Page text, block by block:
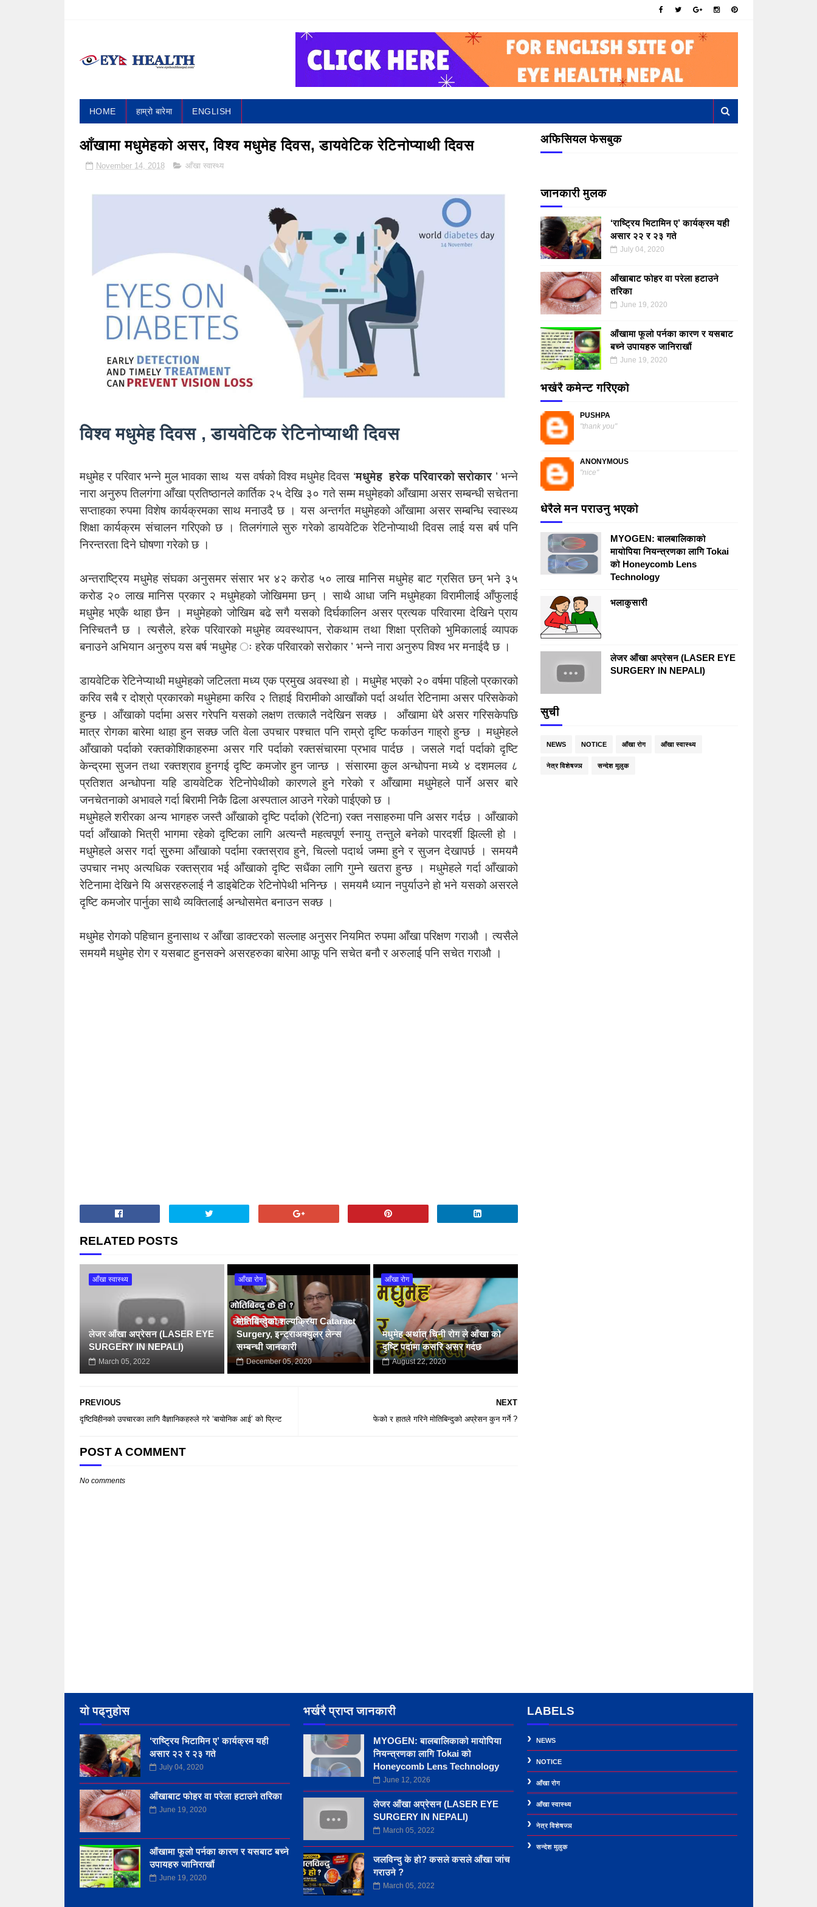
HOME हाम्रो बारेमा ENGLISH
आँखामा मधुमेहको असर, विश्व मधुमेह दिवस, डायवेटिक रेटिनोप्याथी दिवस
November 14, 2018 आँखा स्वास्थ्य
विश्व मधुमेह दिवस , डायवेटिक रेटिनोप्याथी दिवस
मधुमेह र परिवार भन्ने मुल भावका साथ यस वर्षको विश्व मधुमेह दिवस ‘मधुमेह हरेक परिवारको सरोकार’ भन्ने
नारा अनुरुप तिलगंगा आँखा प्रतिष्ठानले कार्तिक २५ देखि ३० गते सम्म मधुमेहको आँखामा असर सम्बन्धी सचेतना
सप्ताहका रुपमा विशेष कार्यक्रमका साथ मनाउदै छ । यस अन्तर्गत मधुमेहको आँखामा असर सम्बन्धि स्वास्थ्य
शिक्षा कार्यक्रम संचालन गरिएको छ । तिलगंगाले सुरु गरेको डायवेटिक रेटिनोप्याथी दिवस लाई यस बर्ष पनि
निरन्तरता दिने घोषणा गरेको छ ।
अन्तराष्ट्रिय मधुमेह संघका अनुसमर संसार भर ४२ करोड ५० लाख मानिस मधुमेह बाट ग्रसित छन् भने ३५
करोड २० लाख मानिस प्रकार २ मधुमेहको जोखिममा छन् । साथै आधा जनि मधुमेहका विरामीलाई आँफुलाई
मधुमेह भएकै थाहा छैन । मधुमेहको जोखिम बढे सगै यसको दिर्घकालिन असर प्रत्यक परिवारमा देखिने प्राय
निस्चितनै छ । त्यसैले, हरेक परिवारको मधुमेह व्यवस्थापन, रोकथाम तथा शिक्षा प्रतिको भुमिकालाई व्यापक
बनाउने अभियान अनुरुप यस बर्ष ‘मधुमेह ः हरेक परिवारको सरोकार ’ भन्ने नारा अनुरुप विश्व भर मनाईदै छ ।
डायवेटिक रेटिनेप्याथी मधुमेहको जटिलता मध्य एक प्रमुख अवस्था हो । मधुमेह भएको २० वर्षमा पहिलो प्रकारको
करिव सबै र दोश्रो प्रकारको मधुमेहमा करिव २ तिहाई विरामीको आखाँको पर्दा अर्थात रेटिनामा असर परिसकेको
हुन्छ । आँखाको पर्दामा असर गरेपनि यसको लक्षण तत्कालै नदेखिन सक्छ । आँखामा धेरै असर गरिसकेपछि
मात्र रोगका बारेमा थाहा हुन सक्छ जति वेला उपचार पश्चात पनि राम्रो दृष्टि फर्काउन गाह्रो हुन्छ । मधुमेहले
आँखाको पर्दाको रक्तकोशिकाहरुमा असर गरि पर्दाको रक्तसंचारमा प्रभाव पार्दछ । जसले गर्दा पर्दाको दृष्टि
केन्द्रमा सुजन तथा रक्तश्राव हुनगई दृष्टि कमजोर हुन जान्छ । संसारमा कुल अन्धोपना मध्ये ४ दशमलव ८
प्रतिशत अन्धोपना यहि डायवेटिक रेटिनोपेथीको कारणले हुने गरेको र आँखामा मधुमेहले पार्ने असर बारे
जनचेतनाको अभावले गर्दा बिरामी निकै ढिला अस्पताल आउने गरेको पाईएको छ ।
मधुमेहले शरीरका अन्य भागहरु जस्तै आँखाको दृष्टि पर्दाको (रेटिना) रक्त नसाहरुमा पनि असर गर्दछ । आँखाको
पर्दा आँखाको भित्री भागमा रहेको दृष्टिका लागि अत्यन्तै महत्वपूर्ण स्नायु तन्तुले बनेको पारदर्शी झिल्ली हो ।
मधुमेहले असर गर्दा सुुरुमा आँखाको पर्दामा रक्तस्राव हुने, चिल्लो पदार्थ जम्मा हुने र सुजन देखापर्छ । समयमै
उपचार नभए अत्यधिक रक्तस्राव भई आँखाको दृष्टि सधैंका लागि गुम्ने खतरा हुन्छ । मधुमेहले गर्दा आँखाको
रेटिनामा देखिने यि असरहरुलाई नै डाइबेटिक रेटिनोपेथी भनिन्छ । समयमै ध्यान नपुर्याउने हो भने यसको असरले
दृष्टि कमजोर पार्नुका साथै व्यक्तिलाई अन्धोसमेत बनाउन सक्छ ।
मधुमेह रोगको पहिचान हुनासाथ र आँखा डाक्टरको सल्लाह अनुसर नियमित रुपमा आँखा परिक्षण गराऔ । त्यसैले
समयमै मधुमेह रोग र यसबाट हुनसक्ने असरहरुका बारेमा आफू पनि सचेत बनौ र अरुलाई पनि सचेत गराऔ ।
RELATED POSTS
आँखा स्वास्थ्य
लेजर आँखा अप्रेसन (LASER EYE
SURGERY IN NEPALI)
March 05, 2022
आँखा रोग
मोतिबिन्दुको शल्यक्रिया Cataract
Surgery, इन्ट्राअक्युलर् लेन्स
सम्बन्धी जानकारी
December 05, 2020
आँखा रोग
मधुमेह अर्थात् चिनी रोग ले आँखा को
दृष्टि पर्दामा कसरि असर गर्दछ
August 22, 2020
NEXT
फेको र हातले गरिने मोतिबिन्दुको अप्रेसन कुन गर्ने ?
PREVIOUS
दृष्टिविहीनको उपचारका लागि वैज्ञानिकहरुले गरे ‘बायोनिक आई’ को प्रिन्ट
POST A COMMENT
No comments
अफिसियल फेसबुक
जानकारी मुलक
‘राष्ट्रिय भिटामिन ए’ कार्यक्रम यही
असार २२ र २३ गते
July 04, 2020
आँखाबाट फोहर वा परेला हटाउने
तरिका
June 19, 2020
आँखामा फूलो पर्नका कारण र यसबाट
बच्ने उपायहरु जानिराखौं
June 19, 2020
भर्खरै कमेन्ट गरिएको
PUSHPA
"thank you"
ANONYMOUS
"nice"
धेरैले मन पराउनु भएको
MYOGEN: बालबालिकाको
मायोपिया नियन्त्रणका लागि Tokai
को Honeycomb Lens
Technology
भलाकुसारी
लेजर आँखा अप्रेसन (LASER EYE
SURGERY IN NEPALI)
सुची
NEWS NOTICE आँखा रोग आँखा स्वास्थ्य
नेत्र विशेषज्ञ सन्देश मुलुक
यो पढ्नुहोस
‘राष्ट्रिय भिटामिन ए’ कार्यक्रम यही
असार २२ र २३ गते
July 04, 2020
आँखाबाट फोहर वा परेला हटाउने तरिका
June 19, 2020
आँखामा फूलो पर्नका कारण र यसबाट बच्ने
उपायहरु जानिराखौं
June 19, 2020
भर्खरै प्राप्त जानकारी
MYOGEN: बालबालिकाको मायोपिया
नियन्त्रणका लागि Tokai को
Honeycomb Lens Technology
June 12, 2026
लेजर आँखा अप्रेसन (LASER EYE
SURGERY IN NEPALI)
March 05, 2022
जलविन्दु के हो? कसले कसले आँखा जांच
गराउने ?
March 05, 2022
LABELS
NEWS
NOTICE
आँखा रोग
आँखा स्वास्थ्य
नेत्र विशेषज्ञ
सन्देश मुलुक